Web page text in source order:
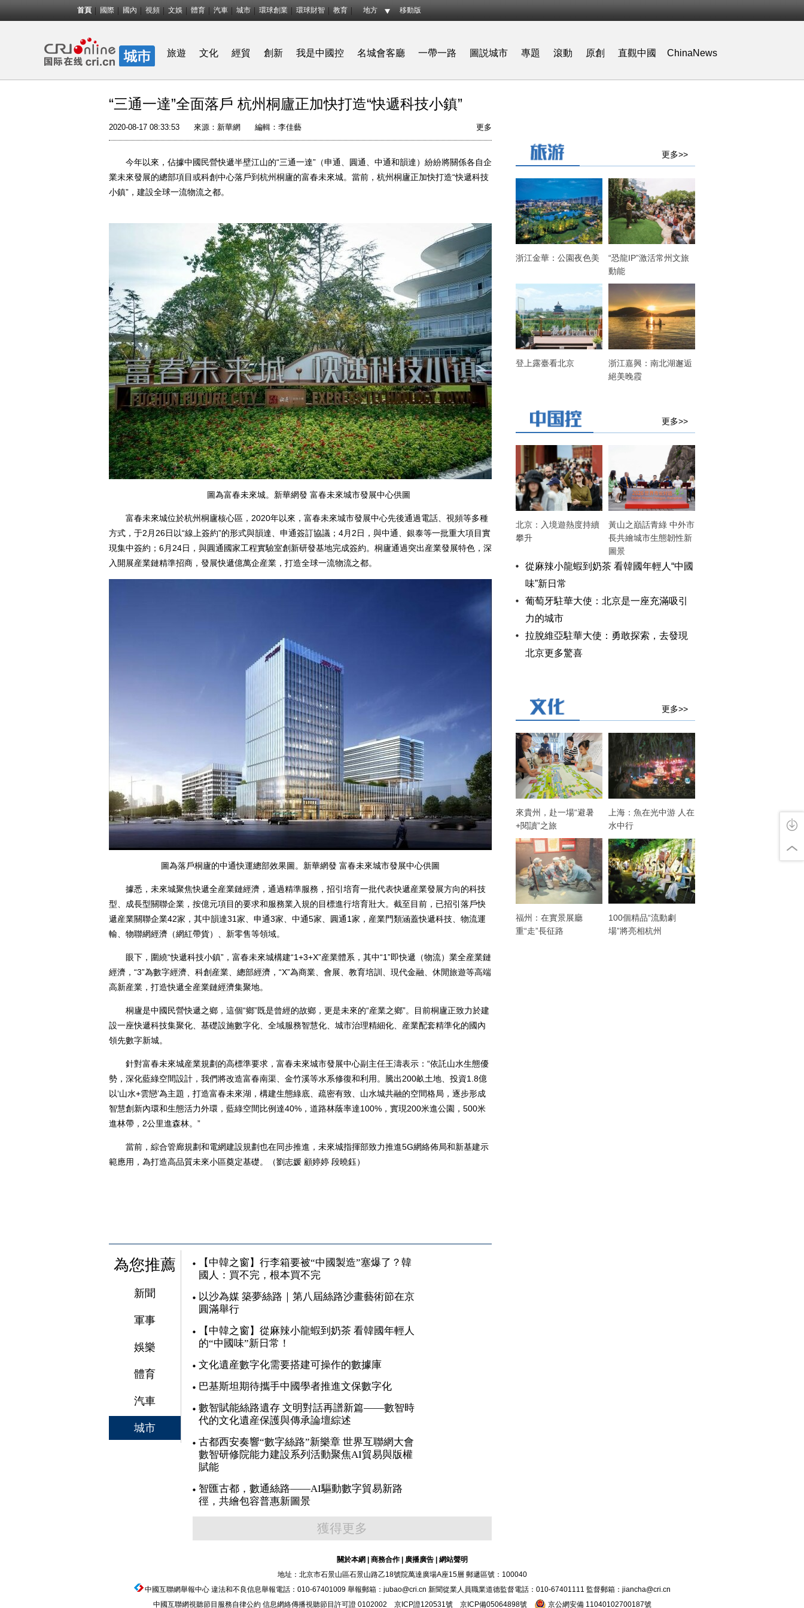
首頁 國際 國內 視頻 文娛 體育 汽車 城市 環球創業 環球財智 教育 地方 移動版
旅遊 文化 經貿 創新 我是中國控 名城會客廳 一帶一路 圖説城市 專題 滾動 原創 直觀中國 ChinaNews
“三通一達”全面落戶 杭州桐廬正加快打造“快遞科技小鎮”
2020-08-17 08:33:53 來源： 新華網 編輯：李佳藝 更多
今年以來，佔據中國民營快遞半壁江山的“三通一達”（申通、圓通、中通和韻達）紛紛將關係各自企
業未來發展的總部項目或科創中心落戶到杭州桐廬的富春未來城。當前，杭州桐廬正加快打造“快遞科技
小鎮”，建設全球一流物流之都。
圖為富春未來城。新華網發 富春未來城市發展中心供圖
富春未來城位於杭州桐廬核心區，2020年以來，富春未來城市發展中心先後通過電話、視頻等多種
方式，于2月26日以“線上簽約”的形式與韻達、申通簽訂協議；4月2日，與中通、銀泰等一批重大項目實
現集中簽約；6月24日，與圓通國家工程實驗室創新研發基地完成簽約。桐廬通過突出産業發展特色，深
入開展産業鏈精準招商，發展快遞億萬企産業，打造全球一流物流之都。
圖為落戶桐廬的中通快運總部效果圖。新華網發 富春未來城市發展中心供圖
據悉，未來城聚焦快遞全産業鏈經濟，通過精準服務，招引培育一批代表快遞産業發展方向的科技
型、成長型關聯企業，按億元項目的要求和服務業入規的目標進行培育壯大。截至目前，已招引落戶快
遞産業關聯企業42家，其中韻達31家、申通3家、中通5家、圓通1家，産業門類涵蓋快遞科技、物流運
輸、物聯網經濟（網紅帶貨）、新零售等領域。
眼下，圍繞“快遞科技小鎮”，富春未來城構建“1+3+X”産業體系，其中“1”即快遞（物流）業全産業鏈
經濟，“3”為數字經濟、科創産業、總部經濟，“X”為商業、會展、教育培訓、現代金融、休閒旅遊等高端
高新産業，打造快遞全産業鏈經濟集聚地。
桐廬是中國民營快遞之鄉，這個“鄉”既是曾經的故鄉，更是未來的“産業之鄉”。目前桐廬正致力於建
設一座快遞科技集聚化、基礎設施數字化、全域服務智慧化、城市治理精細化、産業配套精準化的國內
領先數字新城。
針對富春未來城産業規劃的高標準要求，富春未來城市發展中心副主任王濤表示：“依託山水生態優
勢，深化藍綠空間設計，我們將改造富春南渠、金竹溪等水系修復和利用。騰出200畝土地、投資1.8億
以‘山水+雲戀’為主題，打造富春未來湖，構建生態綠底、疏密有致、山水城共融的空間格局，逐步形成
智慧創新內環和生態活力外環，藍綠空間比例達40%，道路林蔭率達100%，實現200米進公園，500米
進林帶，2公里進森林。”
當前，綜合管廊規劃和電網建設規劃也在同步推進，未來城指揮部致力推進5G網絡佈局和新基建示
範應用，為打造高品質未來小區奠定基礎。（劉志媛 顧婷婷 段曉鈺）
為您推薦
新聞
軍事
娛樂
體育
汽車
城市
【中韓之窗】行李箱要被“中國製造”塞爆了？韓
國人：買不完，根本買不完
以沙為媒 築夢絲路｜第八屆絲路沙畫藝術節在京
圓滿舉行
【中韓之窗】從麻辣小龍蝦到奶茶 看韓國年輕人
的“中國味”新日常！
文化遺産數字化需要搭建可操作的數據庫
巴基斯坦期待攜手中國學者推進文保數字化
數智賦能絲路遺存 文明對話再譜新篇——數智時
代的文化遺産保護與傳承論壇綜述
古都西安奏響“數字絲路”新樂章 世界互聯網大會
數智研修院能力建設系列活動聚焦AI貿易與版權
賦能
智匯古都，數通絲路——AI驅動數字貿易新路
徑，共繪包容普惠新圖景
獲得更多
更多>>
浙江金華：公園夜色美
“恐龍IP”激活常州文旅
動能
登上露臺看北京
浙江嘉興：南北湖邂逅
絕美晚霞
更多>>
北京：入境遊熱度持續
攀升
黃山之巔話青綠 中外市
長共繪城市生態韌性新
圖景
從麻辣小龍蝦到奶茶 看韓國年輕人“中國
味”新日常
葡萄牙駐華大使：北京是一座充滿吸引
力的城市
拉脫維亞駐華大使：勇敢探索，去發現
北京更多驚喜
更多>>
來貴州，赴一場“避暑
+閱讀”之旅
上海：魚在光中游 人在
水中行
福州：在實景展廳
重“走”長征路
100個精品“流動劇
場”將亮相杭州
關於本網 商務合作| 廣播廣告| 網站聲明
地址：北京市石景山區石景山路乙18號院萬達廣場A座15層 郵遞區號：100040
中國互聯網舉報中心違法和不良信息舉報電話：010-67401009 舉報郵箱：jubao@cri.cn 新聞從業人員職業道德監督電話：010-67401111 監督郵箱：jiancha@cri.cn
中國互聯網視聽節目服務自律公約信息網絡傳播視聽節目許可證 0102002 京ICP證120531號 京ICP備05064898號 京公網安備 11040102700187號